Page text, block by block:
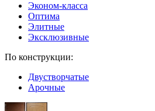
Эконом-класса
Оптима
Элитные
Эксклюзивные
По конструкции:
Двустворчатые
Арочные